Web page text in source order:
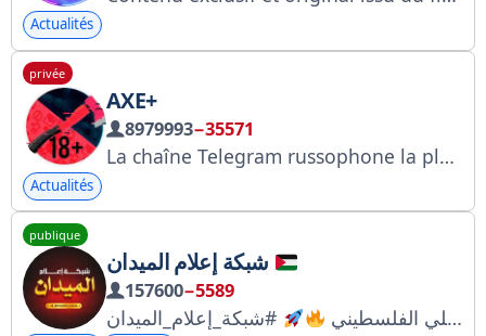
Actualités
privée
AXE+
8979993−35571
La chaîne Telegram russophone la plus populaire. Envoyez vos actualités ici : @Toporchan_Bot Chaîne en direct : https://t.me/+n0B2XbLYjbMwMDEy Chaîne ouverte : @topor Pour toute demande de collaboration : @toporch Toporch VK : https://vk.com/toportg
Actualités
publique
157600−5589
على الصعيد المحلي الفلسطيني